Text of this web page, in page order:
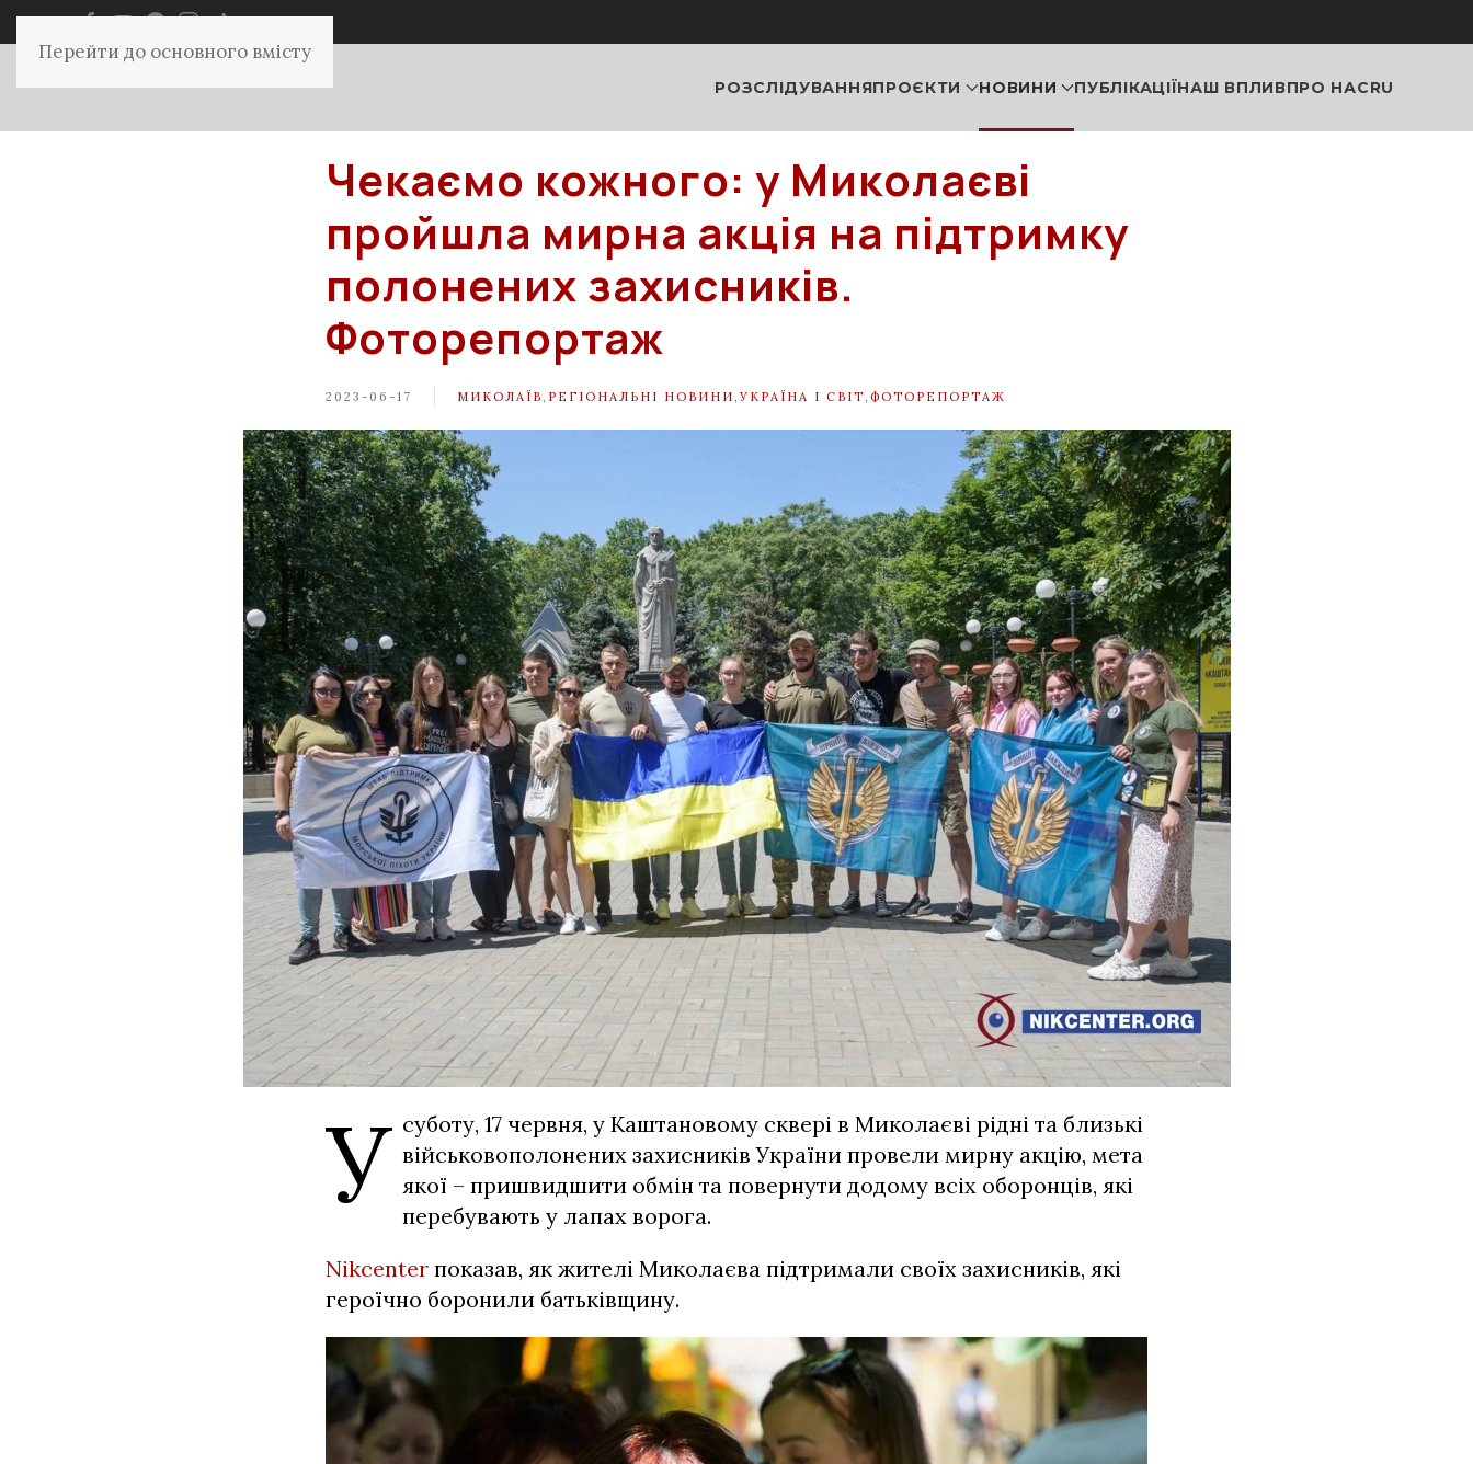
Перейти до основного вмісту
РОЗСЛІДУВАННЯПРОЄКТИ НОВИНИ ПУБЛІКАЦІЇНАШ ВПЛИВПРО НАСRU
Чекаємо кожного: у Миколаєві
пройшла мирна акція на підтримку
полонених захисників.
Фоторепортаж
2023-06-17 МИКОЛАЇВ РЕГІОНАЛЬНІ НОВИНИ УКРАЇНА І СВІТ ФОТОРЕПОРТАЖ
У суботу, 17 червня, у Каштановому сквері в Миколаєві рідні та близькі
військовополонених захисників України провели мирну акцію, мета
якої – пришвидшити обмін та повернути додому всіх оборонців, які
перебувають у лапах ворога.
Nikcenter показав, як жителі Миколаєва підтримали своїх захисників, які
героїчно боронили батьківщину.